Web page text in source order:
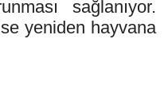
sağlanıyor.
yeniden hayvana